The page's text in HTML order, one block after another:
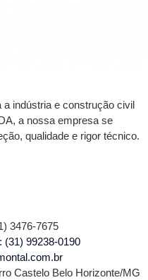
indústria e construção civil
a nossa empresa se
qualidade e rigor técnico.
3476-7675
(31) 99238-0190
Castelo Belo Horizonte/MG